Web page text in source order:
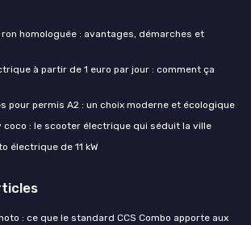
homologuée : avantages, démarches et
à partir de 1 euro par jour : comment ça
pour permis A2 : un choix moderne et écologique
coco : le scooter électrique qui séduit la ville
électrique de 11 kW
: ce que le standard CCS Combo apporte aux